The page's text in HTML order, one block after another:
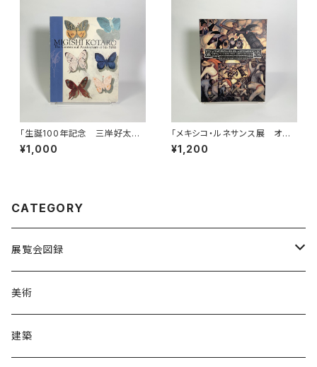
「生誕100年記念 三岸好太郎
展」図録
¥1,000
「メキシコ・ルネサンス展 オロ
スコ、リベラ、シケイロスー革命
と芸術のダイナミズム」図録
¥1,200
CATEGORY
展覧会図録
国内
海外
美術
建築